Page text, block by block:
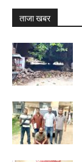
ताजा खबर